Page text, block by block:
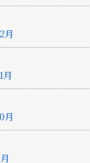
月
月
月